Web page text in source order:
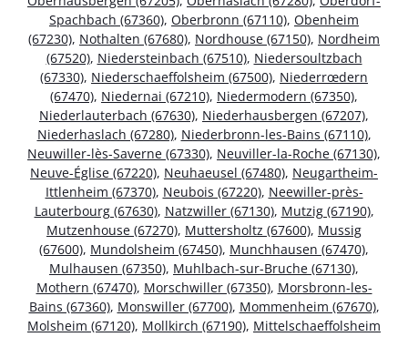
Spachbach (67360), Oberbronn (67110), Obenheim
(67230), Nothalten (67680), Nordhouse (67150), Nordheim
(67520), Niedersteinbach (67510), Niedersoultzbach
(67330), Niederschaeffolsheim (67500), Niederrœdern
(67470), Niedernai (67210), Niedermodern (67350),
Niederlauterbach (67630), Niederhausbergen (67207),
Niederhaslach (67280), Niederbronn-les-Bains (67110),
Neuwiller-lès-Saverne (67330), Neuviller-la-Roche (67130),
Neuve-Église (67220), Neuhaeusel (67480), Neugartheim-
Ittlenheim (67370), Neubois (67220), Neewiller-près-
Lauterbourg (67630), Natzwiller (67130), Mutzig (67190),
Mutzenhouse (67270), Muttersholtz (67600), Mussig
(67600), Mundolsheim (67450), Munchhausen (67470),
Mulhausen (67350), Muhlbach-sur-Bruche (67130),
Mothern (67470), Morschwiller (67350), Morsbronn-les-
Bains (67360), Monswiller (67700), Mommenheim (67670),
Molsheim (67120), Mollkirch (67190), Mittelschaeffolsheim